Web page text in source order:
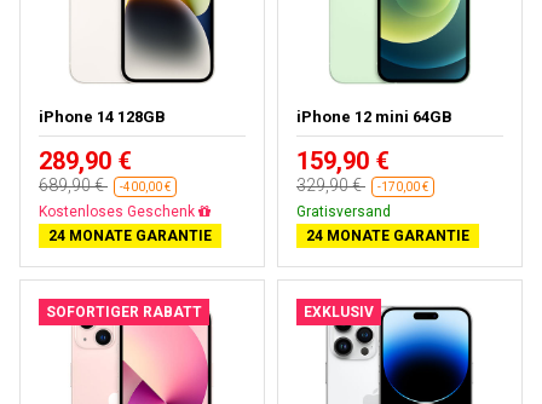
iPhone 14 128GB
289,90 €
689,90 € -400,00 €
Gratisversand
24 MONATE GARANTIE
iPhone 12 mini 64GB
159,90 €
329,90 € -170,00 €
Gratisversand
24 MONATE GARANTIE
SOFORTIGER RABATT EXKLUSIV